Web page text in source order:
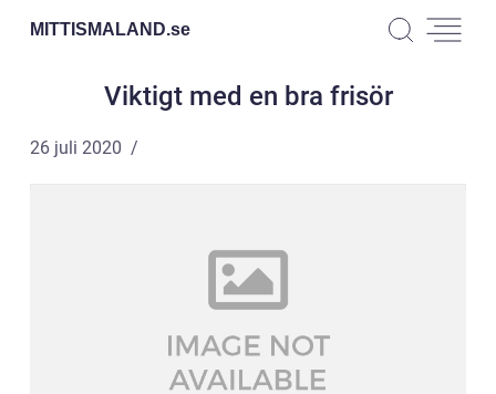
MITTISMALAND.se
Viktigt med en bra frisör
26 juli 2020